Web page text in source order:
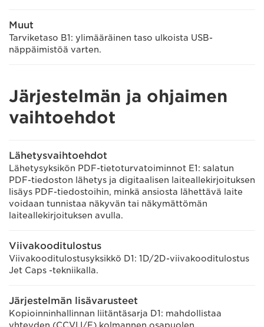
Muut
Tarviketaso B1: ylimääräinen taso ulkoista USB-
näppäimistöä varten.
Järjestelmän ja ohjaimen
vaihtoehdot
Lähetysvaihtoehdot
Lähetysyksikön PDF-tietoturvatoiminnot E1: salatun
PDF-tiedoston lähetys ja digitaalisen laiteallekirjoituksen
lisäys PDF-tiedostoihin, minkä ansiosta lähettävä laite
voidaan tunnistaa näkyvän tai näkymättömän
laiteallekirjoituksen avulla.
Viivakooditulostus
Viivakooditulostusyksikkö D1: 1D/2D-viivakooditulostus
Jet Caps -tekniikalla.
Järjestelmän lisävarusteet
Kopioinninhallinnan liitäntäsarja D1: mahdollistaa